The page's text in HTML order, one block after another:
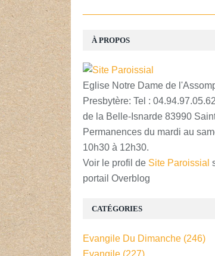
À PROPOS
Eglise Notre Dame de
Presbytère: Tel :
de la Belle-Isnarde 83990
Permanences du mardi au
10h30 à 12h30.
Voir le profil de Site Paroissial
portail Overblog
CATÉGORIES
Evangile Du Dimanche (246)
Evangile (227)